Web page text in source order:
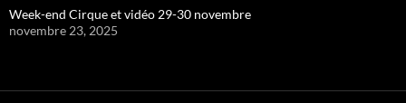
Week-end Cirque et vidéo 29-30 novembre
novembre 23, 2025